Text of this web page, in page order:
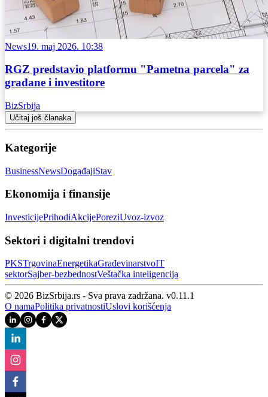
News19. maj 2026. 10:38
RGZ predstavio platformu "Pametna parcela" za
građane i investitore
BizSrbija
Učitaj još članaka
Kategorije
BusinessNewsDogađajiStav
Ekonomija i finansije
InvesticijePrihodiAkcijePoreziUvoz-izvoz
Sektori i digitalni trendovi
PKSTrgovinaEnergetikaGrađevinarstvoIT
sektorSajber‑bezbednostVeštačka inteligencija
© 2026 BizSrbija.rs - Sva prava zadržana. v0.11.1
O namaPolitika privatnostiUslovi korišćenja